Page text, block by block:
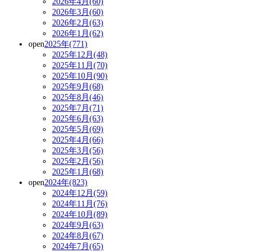
2026年3月(60)
2026年2月(63)
2026年1月(62)
open2025年(771)
2025年12月(48)
2025年11月(70)
2025年10月(90)
2025年9月(68)
2025年8月(46)
2025年7月(71)
2025年6月(63)
2025年5月(69)
2025年4月(66)
2025年3月(56)
2025年2月(56)
2025年1月(68)
open2024年(823)
2024年12月(59)
2024年11月(76)
2024年10月(89)
2024年9月(63)
2024年8月(67)
2024年7月(65)